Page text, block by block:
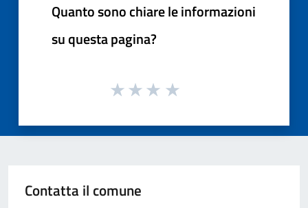
Quanto sono chiare le informazioni
su questa pagina?
Contatta il comune